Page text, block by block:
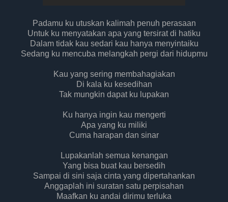
Padamu ku utuskan kalimah penuh perasaan
Untuk ku menyatakan apa yang tersirat di hatiku
Dalam tidak kau sedari kau hanya menyintaiku
Sedang ku mencuba melangkah pergi dari hidupmu
Kau yang sering membahagiakan
Di kala ku kesedihan
Tak mungkin dapat ku lupakan
Ku hanya ingin kau mengerti
Apa yang ku miliki
Cuma harapan dan sinar
Lupakanlah semua kenangan
Yang bisa buat kau bersedih
Sampai di sini saja cinta yang dipertahankan
Anggaplah ini suratan satu perpisahan
Maafkan ku andai dirimu terluka